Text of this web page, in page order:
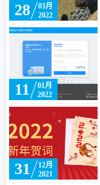
28
03月
2022
11
01月
2022
31
12月
2021